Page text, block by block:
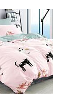
Сравнение
В наличии